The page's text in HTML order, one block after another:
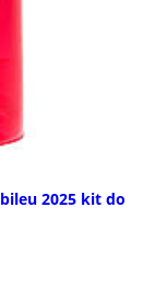
2025 kit do